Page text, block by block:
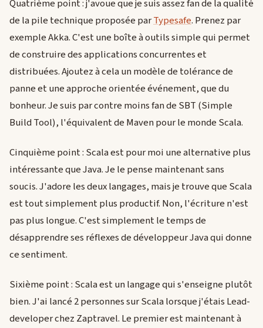
Quatrième point : j'avoue que je suis assez fan de la qualité
de la pile technique proposée parTypesafe. Prenez par
exemple Akka. C'est une boîte à outils simple qui permet
de construire des applications concurrentes et
distribuées. Ajoutez à cela un modèle de tolérance de
panne et une approche orientée événement, que du
bonheur. Je suis par contre moins fan de SBT (Simple
Build Tool), l'équivalent de Maven pour le monde Scala.
Cinquième point : Scala est pour moi une alternative plus
intéressante que Java. Je le pense maintenant sans
soucis. J'adore les deux langages, mais je trouve que Scala
est tout simplement plus productif. Non, l'écriture n'est
pas plus longue. C'est simplement le temps de
désapprendre ses réflexes de développeur Java qui donne
ce sentiment.
Sixième point : Scala est un langage qui s'enseigne plutôt
bien. J'ai lancé 2 personnes sur Scala lorsque j'étais Lead-
developer chez Zaptravel. Le premier est maintenant à